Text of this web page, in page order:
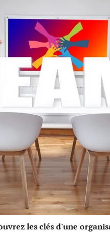
les clés d'une